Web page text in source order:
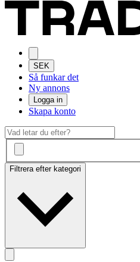
SEK
Så funkar det
Ny annons
Logga in
Skapa konto
Filtrera efter kategori